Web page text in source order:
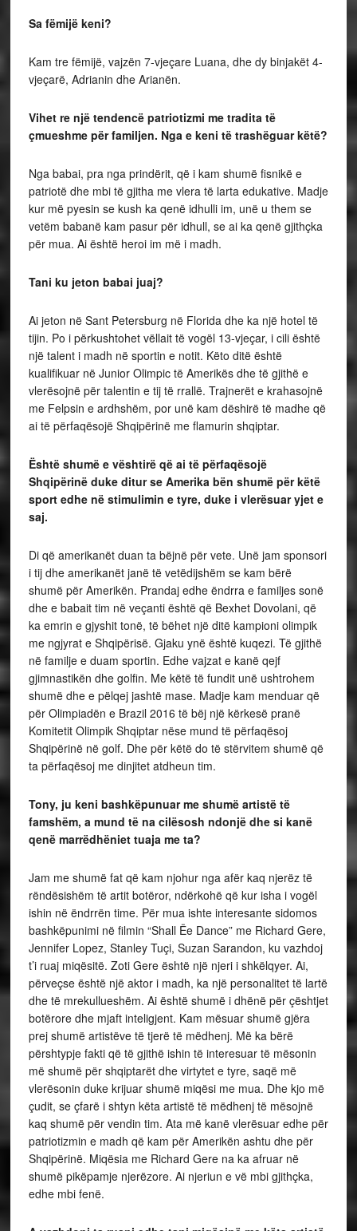
Sa fëmijë keni?
Kam tre fëmijë, vajzën 7-vjeçare Luana, dhe dy binjakët 4-
vjeçarë, Adrianin dhe Arianën.
Vihet re një tendencë patriotizmi me tradita të
çmueshme për familjen. Nga e keni të trashëguar këtë?
Nga babai, pra nga prindërit, që i kam shumë fisnikë e
patriotë dhe mbi të gjitha me vlera të larta edukative. Madje
kur më pyesin se kush ka qenë idhulli im, unë u them se
vetëm babanë kam pasur për idhull, se ai ka qenë gjithçka
për mua. Ai është heroi im më i madh.
Tani ku jeton babai juaj?
Ai jeton në Sant Petersburg në Florida dhe ka një hotel të
tijin. Po i përkushtohet vëllait të vogël 13-vjeçar, i cili është
një talent i madh në sportin e notit. Këto ditë është
kualifikuar në Junior Olimpic të Amerikës dhe të gjithë e
vlerësojnë për talentin e tij të rrallë. Trajnerët e krahasojnë
me Felpsin e ardhshëm, por unë kam dëshirë të madhe që
ai të përfaqësojë Shqipërinë me flamurin shqiptar.
Është shumë e vështirë që ai të përfaqësojë
Shqipërinë duke ditur se Amerika bën shumë për këtë
sport edhe në stimulimin e tyre, duke i vlerësuar yjet e
saj.
Di që amerikanët duan ta bëjnë për vete. Unë jam sponsori
i tij dhe amerikanët janë të vetëdijshëm se kam bërë
shumë për Amerikën. Prandaj edhe ëndrra e familjes sonë
dhe e babait tim në veçanti është që Bexhet Dovolani, që
ka emrin e gjyshit tonë, të bëhet një ditë kampioni olimpik
me ngjyrat e Shqipërisë. Gjaku ynë është kuqezi. Të gjithë
në familje e duam sportin. Edhe vajzat e kanë qejf
gjimnastikën dhe golfin. Me këtë të fundit unë ushtrohem
shumë dhe e pëlqej jashtë mase. Madje kam menduar që
për Olimpiadën e Brazil 2016 të bëj një kërkesë pranë
Komitetit Olimpik Shqiptar nëse mund të përfaqësoj
Shqipërinë në golf. Dhe për këtë do të stërvitem shumë që
ta përfaqësoj me dinjitet atdheun tim.
Tony, ju keni bashkëpunuar me shumë artistë të
famshëm, a mund të na cilësosh ndonjë dhe si kanë
qenë marrëdhëniet tuaja me ta?
Jam me shumë fat që kam njohur nga afër kaq njerëz të
rëndësishëm të artit botëror, ndërkohë që kur isha i vogël
ishin në ëndrrën time. Për mua ishte interesante sidomos
bashkëpunimi në filmin “Shall Ëe Dance” me Richard Gere,
Jennifer Lopez, Stanley Tuçi, Suzan Sarandon, ku vazhdoj
t’i ruaj miqësitë. Zoti Gere është një njeri i shkëlqyer. Ai,
përveçse është një aktor i madh, ka një personalitet të lartë
dhe të mrekullueshëm. Ai është shumë i dhënë për çështjet
botërore dhe mjaft inteligjent. Kam mësuar shumë gjëra
prej shumë artistëve të tjerë të mëdhenj. Më ka bërë
përshtypje fakti që të gjithë ishin të interesuar të mësonin
më shumë për shqiptarët dhe virtytet e tyre, saqë më
vlerësonin duke krijuar shumë miqësi me mua. Dhe kjo më
çudit, se çfarë i shtyn këta artistë të mëdhenj të mësojnë
kaq shumë për vendin tim. Ata më kanë vlerësuar edhe për
patriotizmin e madh që kam për Amerikën ashtu dhe për
Shqipërinë. Miqësia me Richard Gere na ka afruar në
shumë pikëpamje njerëzore. Ai njeriun e vë mbi gjithçka,
edhe mbi fenë.